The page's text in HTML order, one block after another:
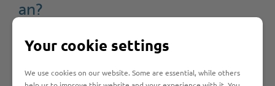
an?
muss ich
Your cookie settings
We use cookies on our website. Some are essential, while others